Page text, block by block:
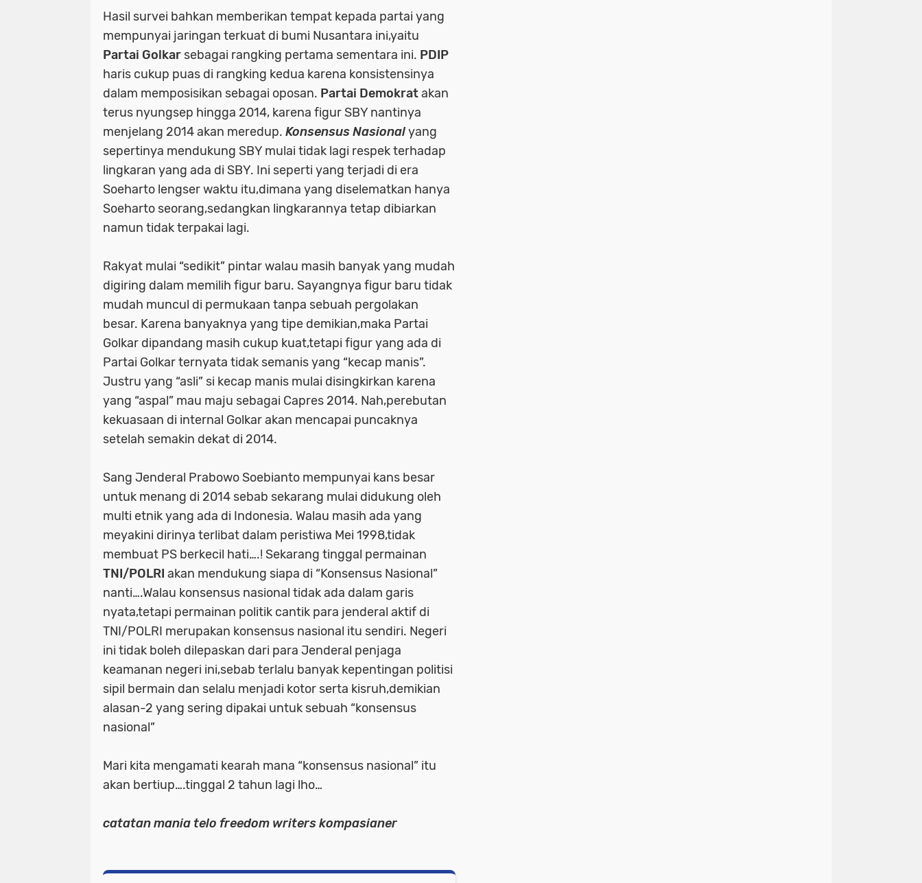
Hasil survei bahkan memberikan tempat kepada partai yang
mempunyai jaringan terkuat di bumi Nusantara ini,yaitu
Partai Golkar sebagai rangking pertama sementara ini. PDIP
haris cukup puas di rangking kedua karena konsistensinya
dalam memposisikan sebagai oposan. Partai Demokratakan
terus nyungsep hingga 2014, karena figur SBY nantinya
menjelang 2014 akan meredup. Konsensus Nasionalyang
sepertinya mendukung SBY mulai tidak lagi respek terhadap
lingkaran yang ada di SBY. Ini seperti yang terjadi di era
Soeharto lengser waktu itu,dimana yang diselematkan hanya
Soeharto seorang,sedangkan lingkarannya tetap dibiarkan
namun tidak terpakai lagi.
Rakyat mulai “sedikit” pintar walau masih banyak yang mudah
digiring dalam memilih figur baru. Sayangnya figur baru tidak
mudah muncul di permukaan tanpa sebuah pergolakan
besar. Karena banyaknya yang tipe demikian,maka Partai
Golkar dipandang masih cukup kuat,tetapi figur yang ada di
Partai Golkar ternyata tidak semanis yang “kecap manis”.
Justru yang “asli” si kecap manis mulai disingkirkan karena
yang “aspal” mau maju sebagai Capres 2014. Nah,perebutan
kekuasaan di internal Golkar akan mencapai puncaknya
setelah semakin dekat di 2014.
Sang Jenderal Prabowo Soebianto mempunyai kans besar
untuk menang di 2014 sebab sekarang mulai didukung oleh
multi etnik yang ada di Indonesia. Walau masih ada yang
meyakini dirinya terlibat dalam peristiwa Mei 1998,tidak
membuat PS berkecil hati….! Sekarang tinggal permainan
TNI/POLRI akan mendukung siapa di “Konsensus Nasional”
nanti….Walau konsensus nasional tidak ada dalam garis
nyata,tetapi permainan politik cantik para jenderal aktif di
TNI/POLRI merupakan konsensus nasional itu sendiri. Negeri
ini tidak boleh dilepaskan dari para Jenderal penjaga
keamanan negeri ini,sebab terlalu banyak kepentingan politisi
sipil bermain dan selalu menjadi kotor serta kisruh,demikian
alasan-2 yang sering dipakai untuk sebuah “konsensus
nasional”
Mari kita mengamati kearah mana “konsensus nasional” itu
akan bertiup….tinggal 2 tahun lagi lho…
catatan mania telo freedom writers kompasianer